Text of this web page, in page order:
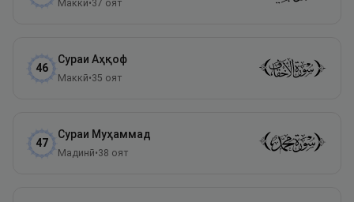
Маккӣ•37 оят
46
Сураи Аҳқоф
Маккӣ•35 оят
47
Сураи Муҳаммад
Мадинӣ•38 оят